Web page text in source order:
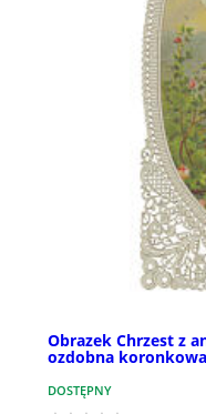
Obrazek Chrzest z
ozdobna
DOSTĘPNY